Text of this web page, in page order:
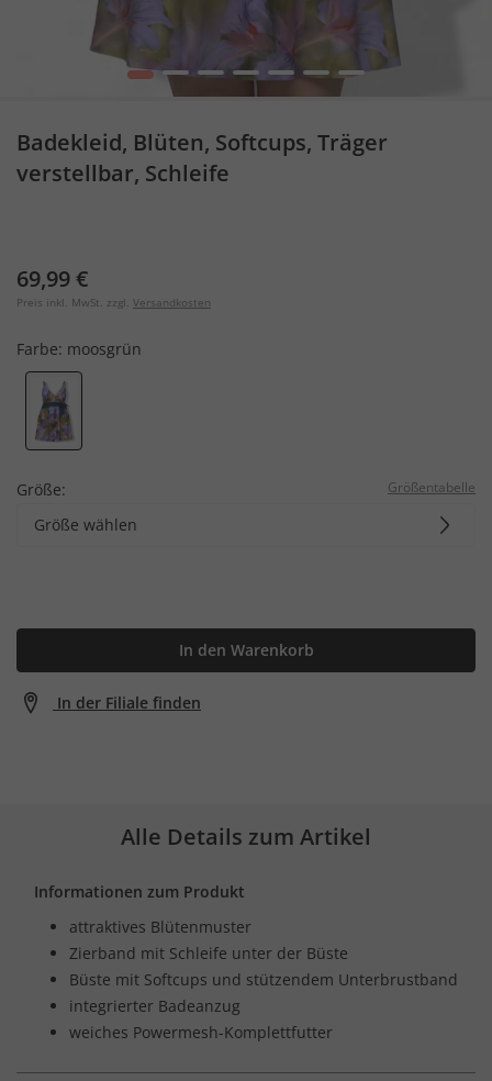
1 2 3 4 5 6 7
Badekleid, Blüten, Softcups, Träger
verstellbar, Schleife
69,99 €
Preis inkl. MwSt. zzgl. Versandkosten
Farbe: moosgrün
Größe: Größentabelle
Größe wählen
In den Warenkorb
In der Filiale finden
Alle Details zum Artikel
Informationen zum Produkt
attraktives Blütenmuster
Zierband mit Schleife unter der Büste
Büste mit Softcups und stützendem Unterbrustband
integrierter Badeanzug
weiches Powermesh-Komplettfutter